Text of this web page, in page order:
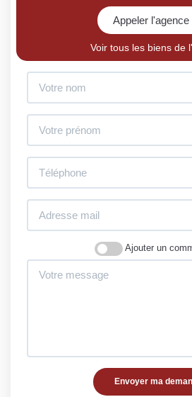
Appeler l'agence
Voir tous les biens de
Ajouter un
Envoyer ma